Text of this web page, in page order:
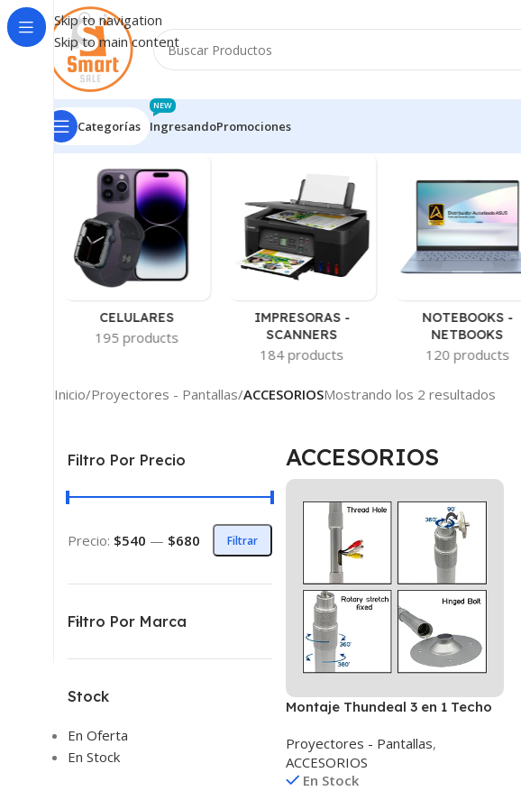
Skip to navigation
Skip to main content
Categorías Ingresando
NEW
Promociones
CELULARES
195 products
IMPRESORAS -
SCANNERS
184 products
NOTEBOOKS -
NETBOOKS
120 products
Inicio/Proyectores - Pantallas/ACCESORIOSMostrando los 2 resultados
Filtro Por Precio
Filtrar
Precio: $540 — $680
Filtro Por Marca
Stock
En Oferta
En Stock
ACCESORIOS
Montaje Thundeal 3 en 1 Techo
Proyectores - Pantallas,
ACCESORIOS
En Stock